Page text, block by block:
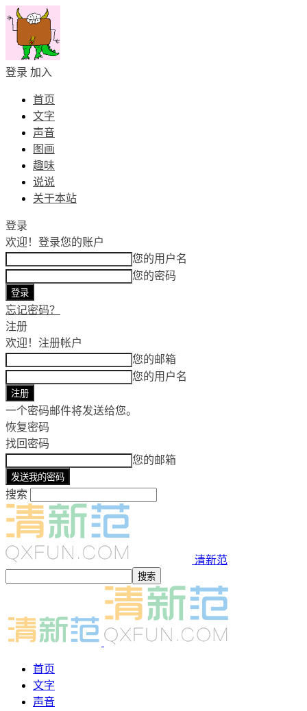
登录 加入
首页
文字
声音
图画
趣味
说说
关于本站
登录
欢迎！ 登录您的账户
您的用户名
您的密码
忘记密码？
注册
欢迎！ 注册帐户
您的邮箱
您的用户名
一个密码邮件将发送给您。
恢复密码
找回密码
您的邮箱
搜索
清新范
首页
文字
声音